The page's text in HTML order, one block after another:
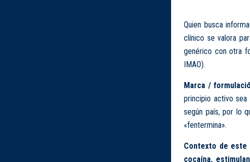
Quien busca
clínico se valora
genérico con otra
IMAO).
Marca /
principio activo
según país, por lo
«fentermina».
Contexto de este
cocaína,